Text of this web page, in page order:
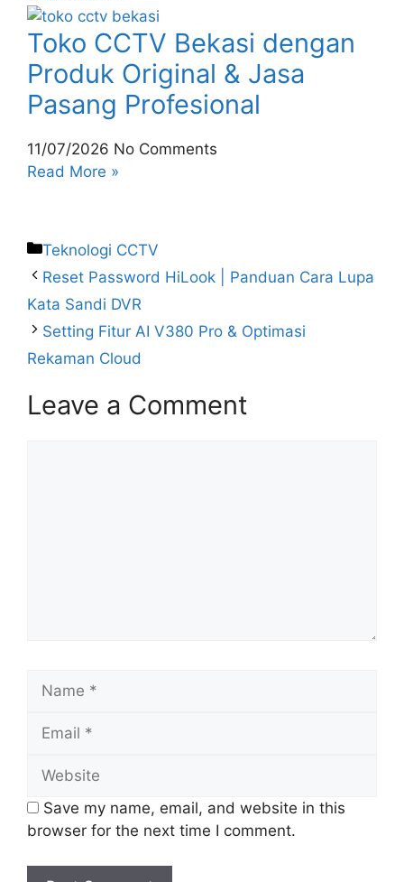
Toko CCTV Bekasi dengan
Produk Original & Jasa
Pasang Profesional
11/07/2026 No Comments
Read More »
Teknologi CCTV
Reset Password HiLook | Panduan Cara Lupa
Kata Sandi DVR
Setting Fitur AI V380 Pro & Optimasi
Rekaman Cloud
Leave a Comment
Save my name, email, and website in this
browser for the next time I comment.